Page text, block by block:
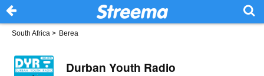
South Africa > Berea
Durban Youth Radio